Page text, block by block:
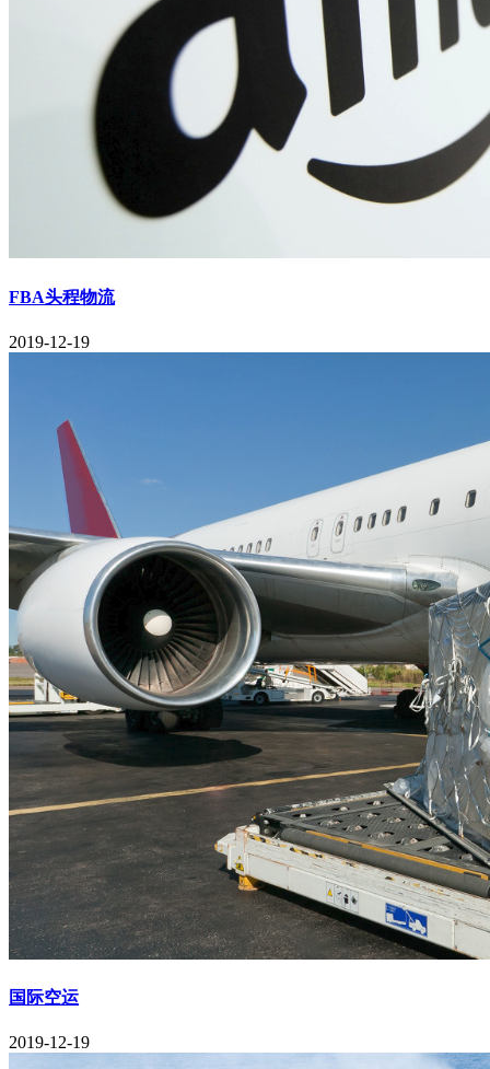
FBA头程物流
2019-12-19
国际空运
2019-12-19